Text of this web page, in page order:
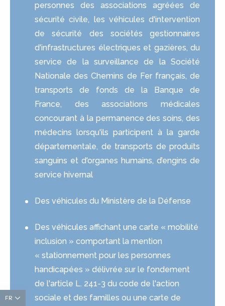
FR
personnes des associations agréées de
sécurité civile, les véhicules d'intervention
de sécurité des sociétés gestionnaires
d'infrastructures électriques et gazières, du
service de la surveillance de la Société
Nationale des Chemins de Fer français, de
transports de fonds de la Banque de
France, des associations médicales
concourant à la permanence des soins, des
médecins lorsqu'ils participent à la garde
départementale, de transports de produits
sanguins et d'organes humains, d’engins de
service hivernal
Des véhicules du Ministère de la Défense
Des véhicules affichant une carte « mobilité
inclusion » comportant la mention
« stationnement pour les personnes
handicapées » délivrée sur le fondement
de l'article L. 241-3 du code de l'action
sociale et des familles ou une carte de